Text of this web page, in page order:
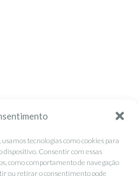
tecnologias como cookies para
Consentir com essas
como comportamento de navegação
ou retirar o consentimento pode